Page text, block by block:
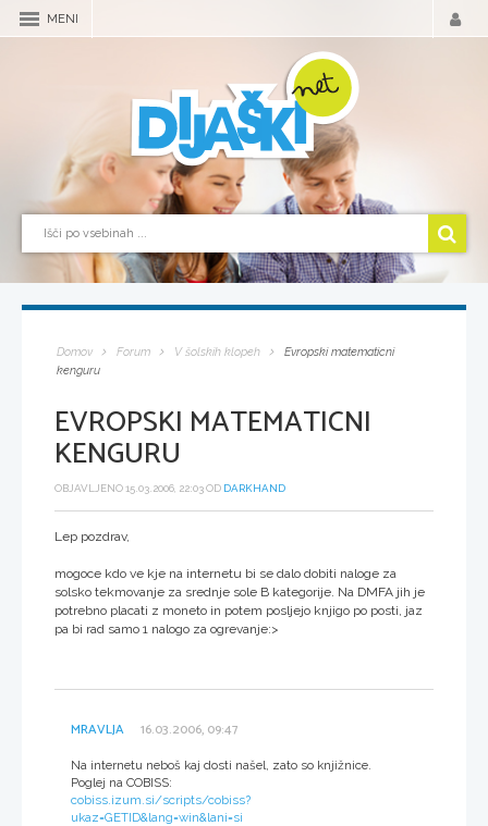
MENI
Domov Forum V šolskih klopeh
Evropski matematicni
kenguru
EVROPSKI MATEMATICNI
KENGURU
OBJAVLJENO 15.03.2006, 22:03 OD DARKHAND
Lep pozdrav,
mogoce kdo ve kje na internetu bi se dalo dobiti naloge za
solsko tekmovanje za srednje sole B kategorije. Na DMFA jih je
potrebno placati z moneto in potem posljejo knjigo po posti, jaz
pa bi rad samo 1 nalogo za ogrevanje:>
MRAVLJA 16.03.2006, 09:47
Na internetu neboš kaj dosti našel, zato so knjižnice.
Poglej na COBISS:
cobiss.izum.si/scripts/cobiss?
ukaz=GETID&lang=win&lani=si